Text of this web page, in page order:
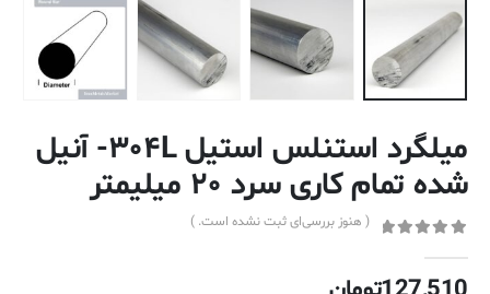
میلگرد استنلس استیل ۳۰۴L- آنیل
شده تمام کاری سرد ۲۰ میلیمتر
( هنوز بررسی‌ای ثبت نشده است. )